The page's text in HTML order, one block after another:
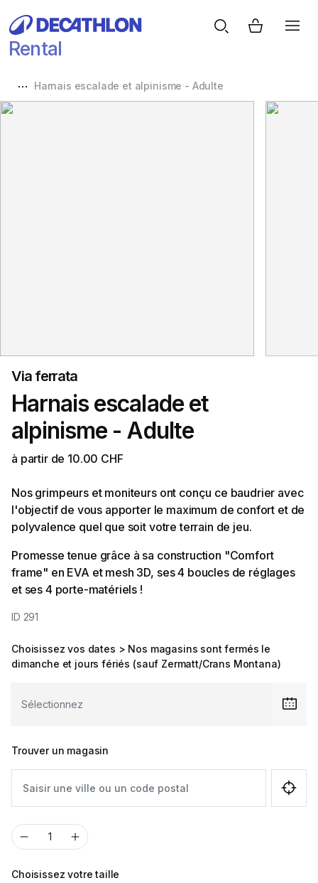
Rental
Harnais escalade et alpinisme - Adulte
Via ferrata
Harnais escalade et
alpinisme - Adulte
à partir de 10.00 CHF
Nos grimpeurs et moniteurs ont conçu ce baudrier avec
l'objectif de vous apporter le maximum de confort et de
polyvalence quel que soit votre terrain de jeu.
Promesse tenue grâce à sa construction "Comfort
frame" en EVA et mesh 3D, ses 4 boucles de réglages
et ses 4 porte-matériels !
ID 291
Choisissez vos dates > Nos magasins sont fermés le
dimanche et jours fériés (sauf Zermatt/Crans Montana)
Trouver un magasin
Choisissez votre taille